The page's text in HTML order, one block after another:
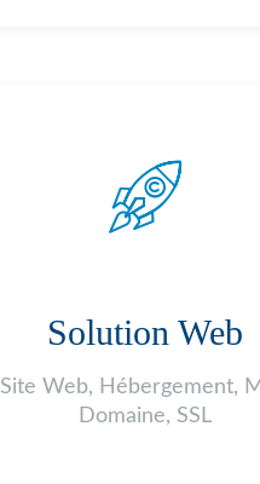
Solution Web
Site Web, Hébergement,
Domaine, SSL